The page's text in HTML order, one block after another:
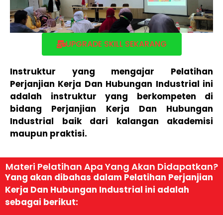
UPGRADE SKILL SEKARANG
Instruktur yang mengajar Pelatihan
Perjanjian Kerja Dan Hubungan Industrial ini
adalah instruktur yang berkompeten di
bidang Perjanjian Kerja Dan Hubungan
Industrial baik dari kalangan akademisi
maupun praktisi.
Materi Pelatihan Apa Yang Akan Didapatkan?
Yang akan dibahas dalam Pelatihan Perjanjian
Kerja Dan Hubungan Industrial ini adalah
sebagai berikut: